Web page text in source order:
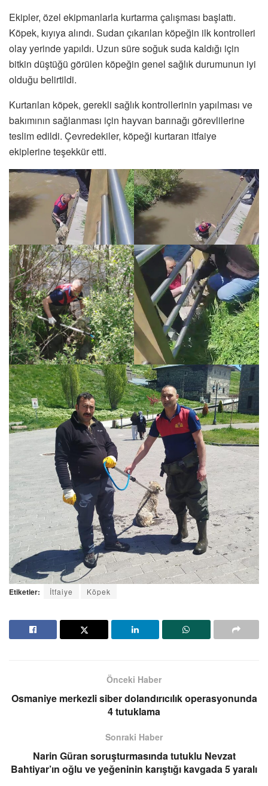
Ekipler, özel ekipmanlarla kurtarma çalışması başlattı.
Köpek, kıyıya alındı. Sudan çıkarılan köpeğin ilk kontrolleri
olay yerinde yapıldı. Uzun süre soğuk suda kaldığı için
bitkin düştüğü görülen köpeğin genel sağlık durumunun iyi
olduğu belirtildi.
Kurtarılan köpek, gerekli sağlık kontrollerinin yapılması ve
bakımının sağlanması için hayvan barınağı görevlilerine
teslim edildi. Çevredekiler, köpeği kurtaran itfaiye
ekiplerine teşekkür etti.
Etiketler: İtfaiye Köpek
Önceki Haber
Osmaniye merkezli siber dolandırıcılık operasyonunda
4 tutuklama
Sonraki Haber
Narin Güran soruşturmasında tutuklu Nevzat
Bahtiyar’ın oğlu ve yeğeninin karıştığı kavgada 5 yaralı